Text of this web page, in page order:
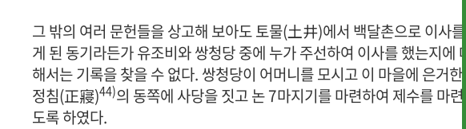
그 밖의 여러 문헌들을 상고해 보아도 토물(土井)에서 백달촌으로 이사
게 된 동기라든가 유조비와 쌍청당 중에 누가 주선하여 이사를 했는지에
해서는 기록을 찾을 수 없다. 쌍청당이 어머니를 모시고 이 마을에 은거
정침(正寢)44)의 동쪽에 사당을 짓고 논 7마지기를 마련하여 제수를 마
도록 하였다.